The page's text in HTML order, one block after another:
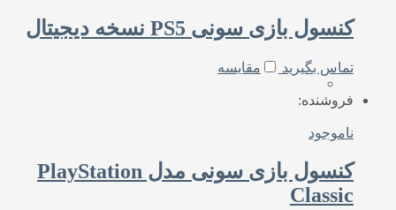
کنسول بازی سونی PS5 نسخه دیجیتال
تماس بگیرید مقایسه
فروشنده:
ناموجود
کنسول بازی سونی مدل PlayStation
Classic